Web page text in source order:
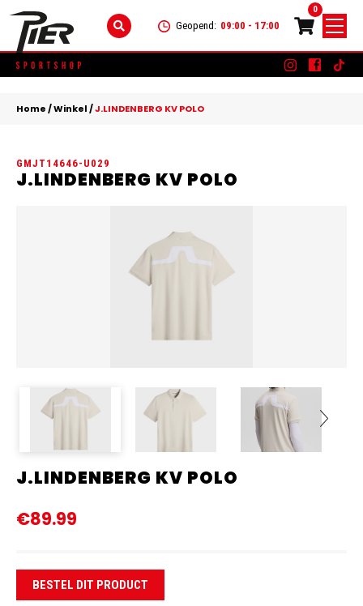
Geopend: 09:00 - 17:00
0
Skip
to
SCHOENEN
KLEDING
KINDEREN
Home/Winkel/J.LINDENBERG KV POLO
GMJT14646-U029
J.LINDENBERG KV POLO
J.LINDENBERG KV POLO
€89.99
BESTEL DIT PRODUCT